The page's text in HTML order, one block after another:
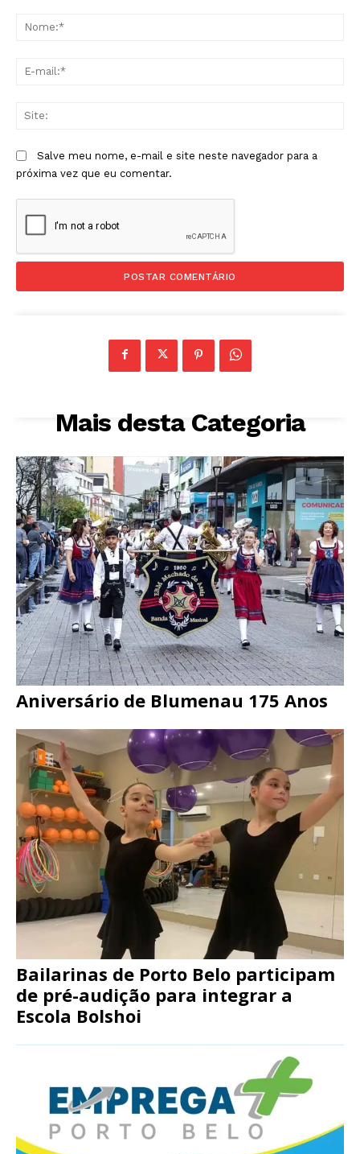
Salve meu nome, e-mail e site neste navegador para a
próxima vez que eu comentar.
Mais desta Categoria
Aniversário de Blumenau 175 Anos
Bailarinas de Porto Belo participam
de pré-audição para integrar a
Escola Bolshoi